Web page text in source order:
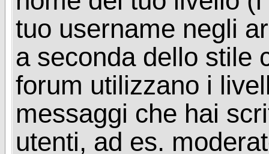
tuo username negli
a seconda dello stile
forum utilizzano i
messaggi che hai
utenti, ad es.